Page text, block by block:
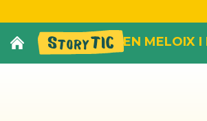
EN MELOIX